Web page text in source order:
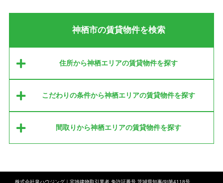
神栖市の賃貸物件を検索
住所から神栖エリアの賃貸物件を探す
こだわりの条件から神栖エリアの賃貸物件を探す
間取りから神栖エリアの賃貸物件を探す
株式会社泉ハウジング｜宅地建物取引業者 免許証番号 茨城県知事(9)第4118号